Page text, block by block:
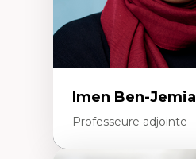
Imen Ben-Jemia
Professeure adjointe